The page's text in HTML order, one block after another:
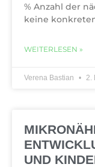
% Anzahl der
keine
WEITERLESEN »
Verena Bastian 2.
UND